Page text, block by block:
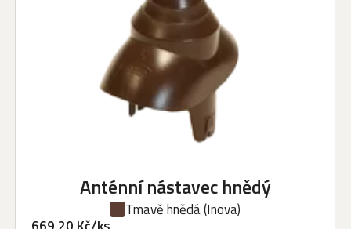
Anténní nástavec hnědý
Tmavě hnědá(Inova)